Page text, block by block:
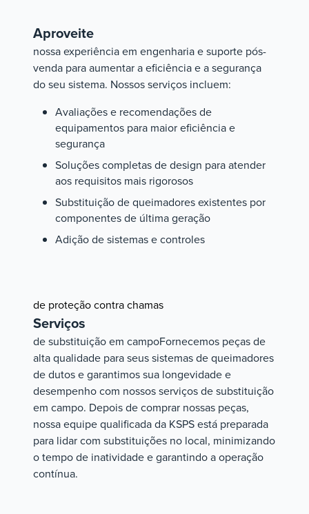
Aproveite
nossa experiência em engenharia e suporte pós-
venda para aumentar a eficiência e a segurança
do seu sistema. Nossos serviços incluem:
Avaliações e recomendações de
equipamentos para maior eficiência e
segurança
Soluções completas de design para atender
aos requisitos mais rigorosos
Substituição de queimadores existentes por
componentes de última geração
Adição de sistemas e controles
de proteção contra chamas
Serviços
de substituição em campoFornecemos peças de
alta qualidade para seus sistemas de queimadores
de dutos e garantimos sua longevidade e
desempenho com nossos serviços de substituição
em campo. Depois de comprar nossas peças,
nossa equipe qualificada da KSPS está preparada
para lidar com substituições no local, minimizando
o tempo de inatividade e garantindo a operação
contínua.